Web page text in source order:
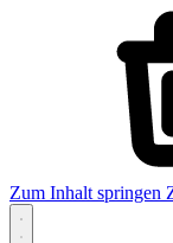
Zum Inhalt springen